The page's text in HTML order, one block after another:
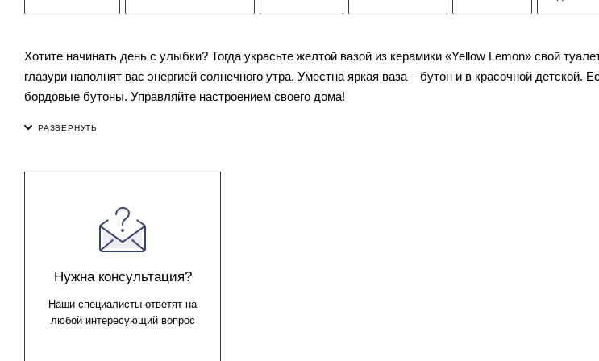
Хотите начинать день с улыбки? Тогда украсьте желтой вазой из керамики «Yellow Lemon» свой
глазури наполнят вас энергией солнечного утра. Уместна яркая ваза – бутон и в красочной
бордовые бутоны. Управляйте настроением своего дома!
Нужна консультация?
Наши специалисты ответят на
любой интересующий вопрос